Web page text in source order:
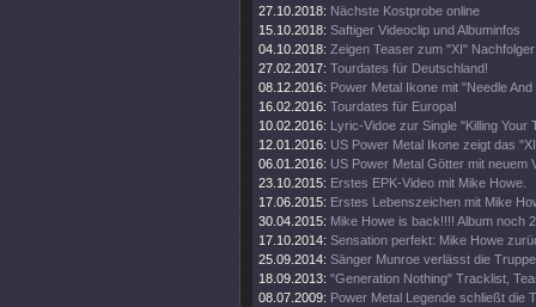
27.10.2018: Nächste Kostprobe online
15.10.2018: Saftiger Videoclip und Albuminfos
04.10.2018: Zeigen Teaser zum "XI" Nachfolger
27.02.2017: Tourdates für Deutschland!
08.12.2016: Power Metal Ikone mit "Needle
16.02.2016: Tourdates für Europa!
10.02.2016: Lyric-Vidoe zur Single "Killing Your
12.01.2016: US Power Metal Ikone zeigt das
06.01.2016: US Power Metal Götter mit neuem
23.10.2015: Erstes EPK-Video mit Mike Howe.
17.06.2015: Erstes Lebenszeichen mit Mike
30.04.2015: Mike Howe is back!!!! Album noch
17.10.2014: Sensation perfekt: Mike Howe
25.09.2014: Sänger Munroe verlässt die Truppe
18.09.2013: "Generation Nothing" Tracklist,
08.07.2009: Power Metal Legende schließt die